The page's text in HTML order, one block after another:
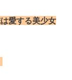
愛する美少女